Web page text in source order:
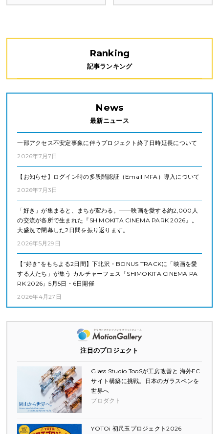
Ranking
記事ランキング
News
最新ニュース
一部アクセス不安定事象に伴うプロジェクト終了日時延長について
2026年7月7日
【お知らせ】ログイン時の多段階認証（Email MFA）導入について
2026年7月3日
「好き」が集まると、まちが変わる。——映画を愛する約2,000人
の交流が各所で生まれた『SHIMOKITA CINEMA PARK 2026』。
大盛況で閉幕した2日間を振り返ります。
2026年5月29日
【”好き”をもちよる2日間】下北沢・BONUS TRACKに「映画を愛
する人たち」が集う カルチャーフェス「SHIMOKITA CINEMA PA
RK 2026」5月5日・6日開催
2026年4月27日
注目のプロジェクト
Glass Studio TooSが工房改善と 海外EC
サイト構築に挑戦。日本のガラスペンを
世界へ
プロダクト
YOTOi 初尺玉プロジェクト2026